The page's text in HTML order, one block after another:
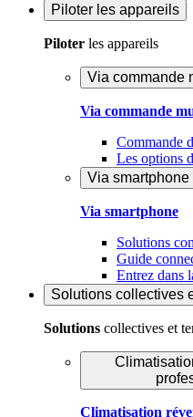
Piloter les appareils
Piloter les appareils
Via commande
Via commande
Commande
Les options
Via smartphone
Via smartphone
Solutions
Guide
Entrez dans
Solutions collectives
Solutions collectives et
Climatisation